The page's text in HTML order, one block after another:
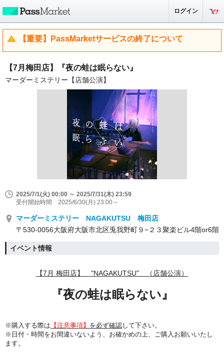
ログイン
【重要】PassMarketサービスの終了について
【7月梅田店】『夜の蛙は眠らない』
マーダーミステリー【店舗公演】
2025/7/1(火) 00:00 ～ 2025/7/31(木) 23:59
受付開始時間 2025/6/30(月) 23:00～
マーダーミステリー NAGAKUTSU 梅田店
〒530-0056大阪府大阪市北区兎我野町９−２３聚楽ビル4階or6階
イベント情報
【7月 梅田店】 "NAGAKUTSU" （店舗公演）
『夜の蛙は眠らない』
※購入する際は 【注意事項】 を必ず確認して下さい。
※日付・時間をお間違いないよう、 お確かめの上、ご購入お願いいたし
ます。